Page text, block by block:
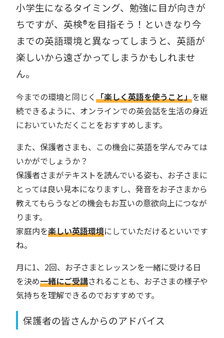
小学生になるタイミング、勉強に目が向きが
ちですが、英検®︎を目指そう！といきなり今
までの英語環境と異なってしまうと、英語が
楽しいから遠ざかってしまうかもしれませ
ん。
今までの環境と同じく「楽しく英語を使うこと」を継
続できるように、オンラインでの英会話を生活の身近
においていただくことをおすすめします。
また、保護者さまも、この機会に英語を学んでみては
いかがでしょうか？
保護者さまがテキストを読んでいる姿も、お子さまに
とっては良い見本になりますし、発音をお子さまから
教えてもらうなどの機会もお互いの意欲向上につなが
ります。
家庭内を楽しい英語環境にしていただけるといいです
ね。
月に1、2回、お子さまとレッスンを一緒に受ける日
を決め一緒にご受講されることも、お子さまの様子や
気持ちを理解できるのでおすすめです。
保護者の皆さんからのアドバイス